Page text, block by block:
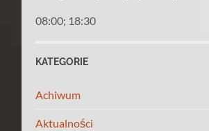
08:00; 18:30
KATEGORIE
Achiwum
Aktualności